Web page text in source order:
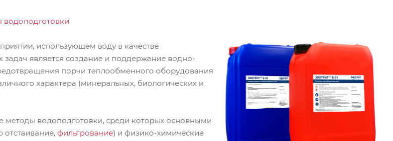
водоподготовки
использующем воду в качестве
задач является создание и поддержание водно-
порчи теплообменного оборудования
характера (минеральных, биологических и
методы водоподготовки, среди которых основными
фильтрование) и физико-химические